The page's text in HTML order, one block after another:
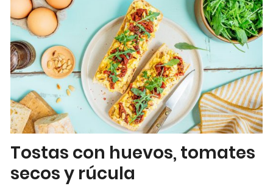
Tostas con huevos, tomates
secos y rúcula